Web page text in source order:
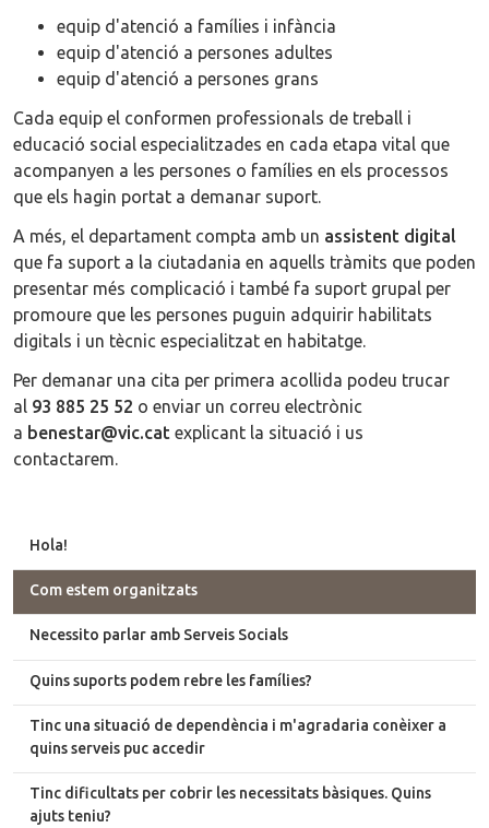
equip d'atenció a famílies i infància
equip d'atenció a persones adultes
equip d'atenció a persones grans
Cada equip el conformen professionals de treball i
educació social especialitzades en cada etapa vital que
acompanyen a les persones o famílies en els processos
que els hagin portat a demanar suport.
A més, el departament compta amb un assistent digital
que fa suport a la ciutadania en aquells tràmits que poden
presentar més complicació i també fa suport grupal per
promoure que les persones puguin adquirir habilitats
digitals i un tècnic especialitzat en habitatge.
Per demanar una cita per primera acollida podeu trucar
al 93 885 25 52 o enviar un correu electrònic
a benestar@vic.cat explicant la situació i us
contactarem.
Hola!
Com estem organitzats
Necessito parlar amb Serveis Socials
Quins suports podem rebre les famílies?
Tinc una situació de dependència i m'agradaria conèixer a
quins serveis puc accedir
Tinc dificultats per cobrir les necessitats bàsiques. Quins
ajuts teniu?